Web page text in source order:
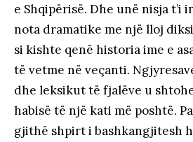
e Shqipërisë. Dhe unë nisja t’i
nota dramatike me një lloj
si kishte qenë historia ime e
të vetme në veçanti.
dhe leksikut të fjalëve u
habisë të një kati më poshtë.
gjithë shpirt i bashkangjitesh